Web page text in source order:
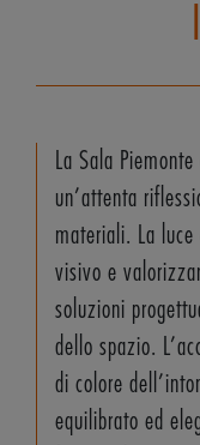
La Sala
un’attenta
materiali. La
visivo e
soluzioni
dello spazio.
di colore
equilibrato ed